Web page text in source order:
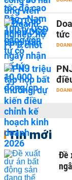
tức
Tin mới
Đề